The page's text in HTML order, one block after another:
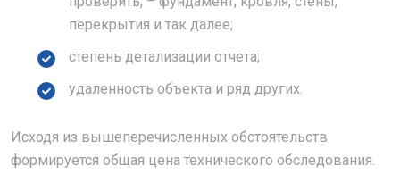
перекрытия и так далее;
степень детализации отчета;
удаленность объекта и ряд других.
Исходя из вышеперечисленных обстоятельств
формируется общая цена технического обследования.